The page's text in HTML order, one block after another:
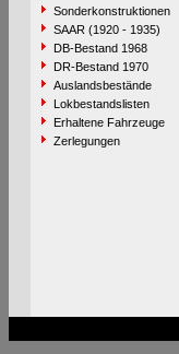
Sonderkonstruktionen
SAAR (1920 - 1935)
DB-Bestand 1968
DR-Bestand 1970
Auslandsbestände
Lokbestandslisten
Erhaltene Fahrzeuge
Zerlegungen